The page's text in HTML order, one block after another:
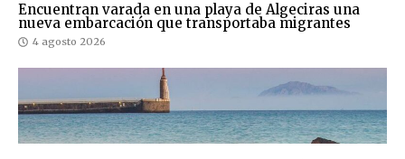
Encuentran varada en una playa de Algeciras una
nueva embarcación que transportaba migrantes
4 agosto 2026